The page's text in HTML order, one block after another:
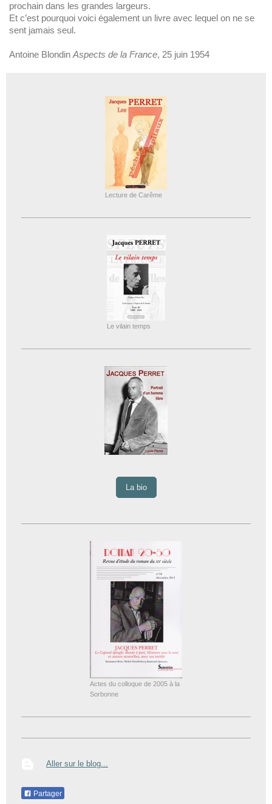
prochain dans les grandes largeurs.
Et c’est pourquoi voici également un livre avec lequel on ne se
sent jamais seul.
Antoine Blondin Aspects de la France, 25 juin 1954
Lecture de Carême
Le vilain temps
La bio
Actes du colloque de 2005 à la
Sorbonne
Aller sur le blog...
Partager